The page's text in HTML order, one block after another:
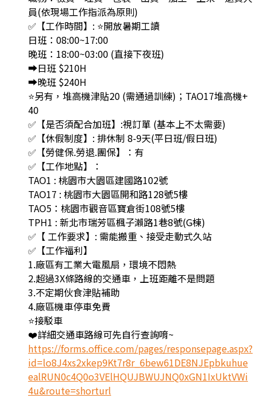
員(依現場工作指派為原則)
✅【工作時間】: ⭐開放暑期工讀
日班：08:00~17:00
晚班：18:00~03:00 (直接下夜班)
➡️日班 $210H
➡️晚班 $240H
⭐另有，堆高機津貼20 (需通過訓練)；TAO17堆高機+
40
✅【是否須配合加班】:視訂單 (基本上不太需要)
✅【休假制度】: 排休制 8-9天(平日班/假日班)
✅【勞健保.勞退.團保】：有
✅【工作地點】：
TAO1 : 桃園市大園區建國路102號
TAO17 : 桃園市大園區開和路128號5樓
TAO5：桃園市觀音區寶倉街108號5樓
TPH1 : 新北市瑞芳區楓子瀨路1巷8號(G棟)
✅【 工作要求】: 需能搬重、接受走動式久站
✅【工作福利】
1.廠區有工業大電風扇，環境不悶熱
2.超過3X條路線的交通車，上班距離不是問題
3.不定期伙食津貼補助
4.廠區機車停車免費
⭐️接駁車
❤️詳細交通車路線可先自行查詢唷~
https://forms.office.com/pages/responsepage.aspx?
id=lo8J4xs2xkep9Kt7r8r_6bew61DE8NJEpbkuhue
ealRUN0c4Q0o3VElHQUJBWUJNQ0xGN1IxUktVWi
4u&route=shorturl